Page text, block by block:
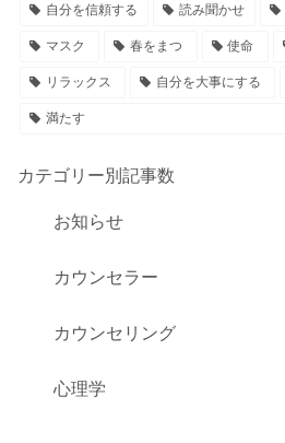
自分を信頼する 読み聞かせ
マスク 春をまつ 使命
リラックス 自分を大事にする
満たす
カテゴリー別記事数
お知らせ
カウンセラー
カウンセリング
心理学